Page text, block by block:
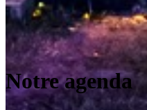
Notre agenda